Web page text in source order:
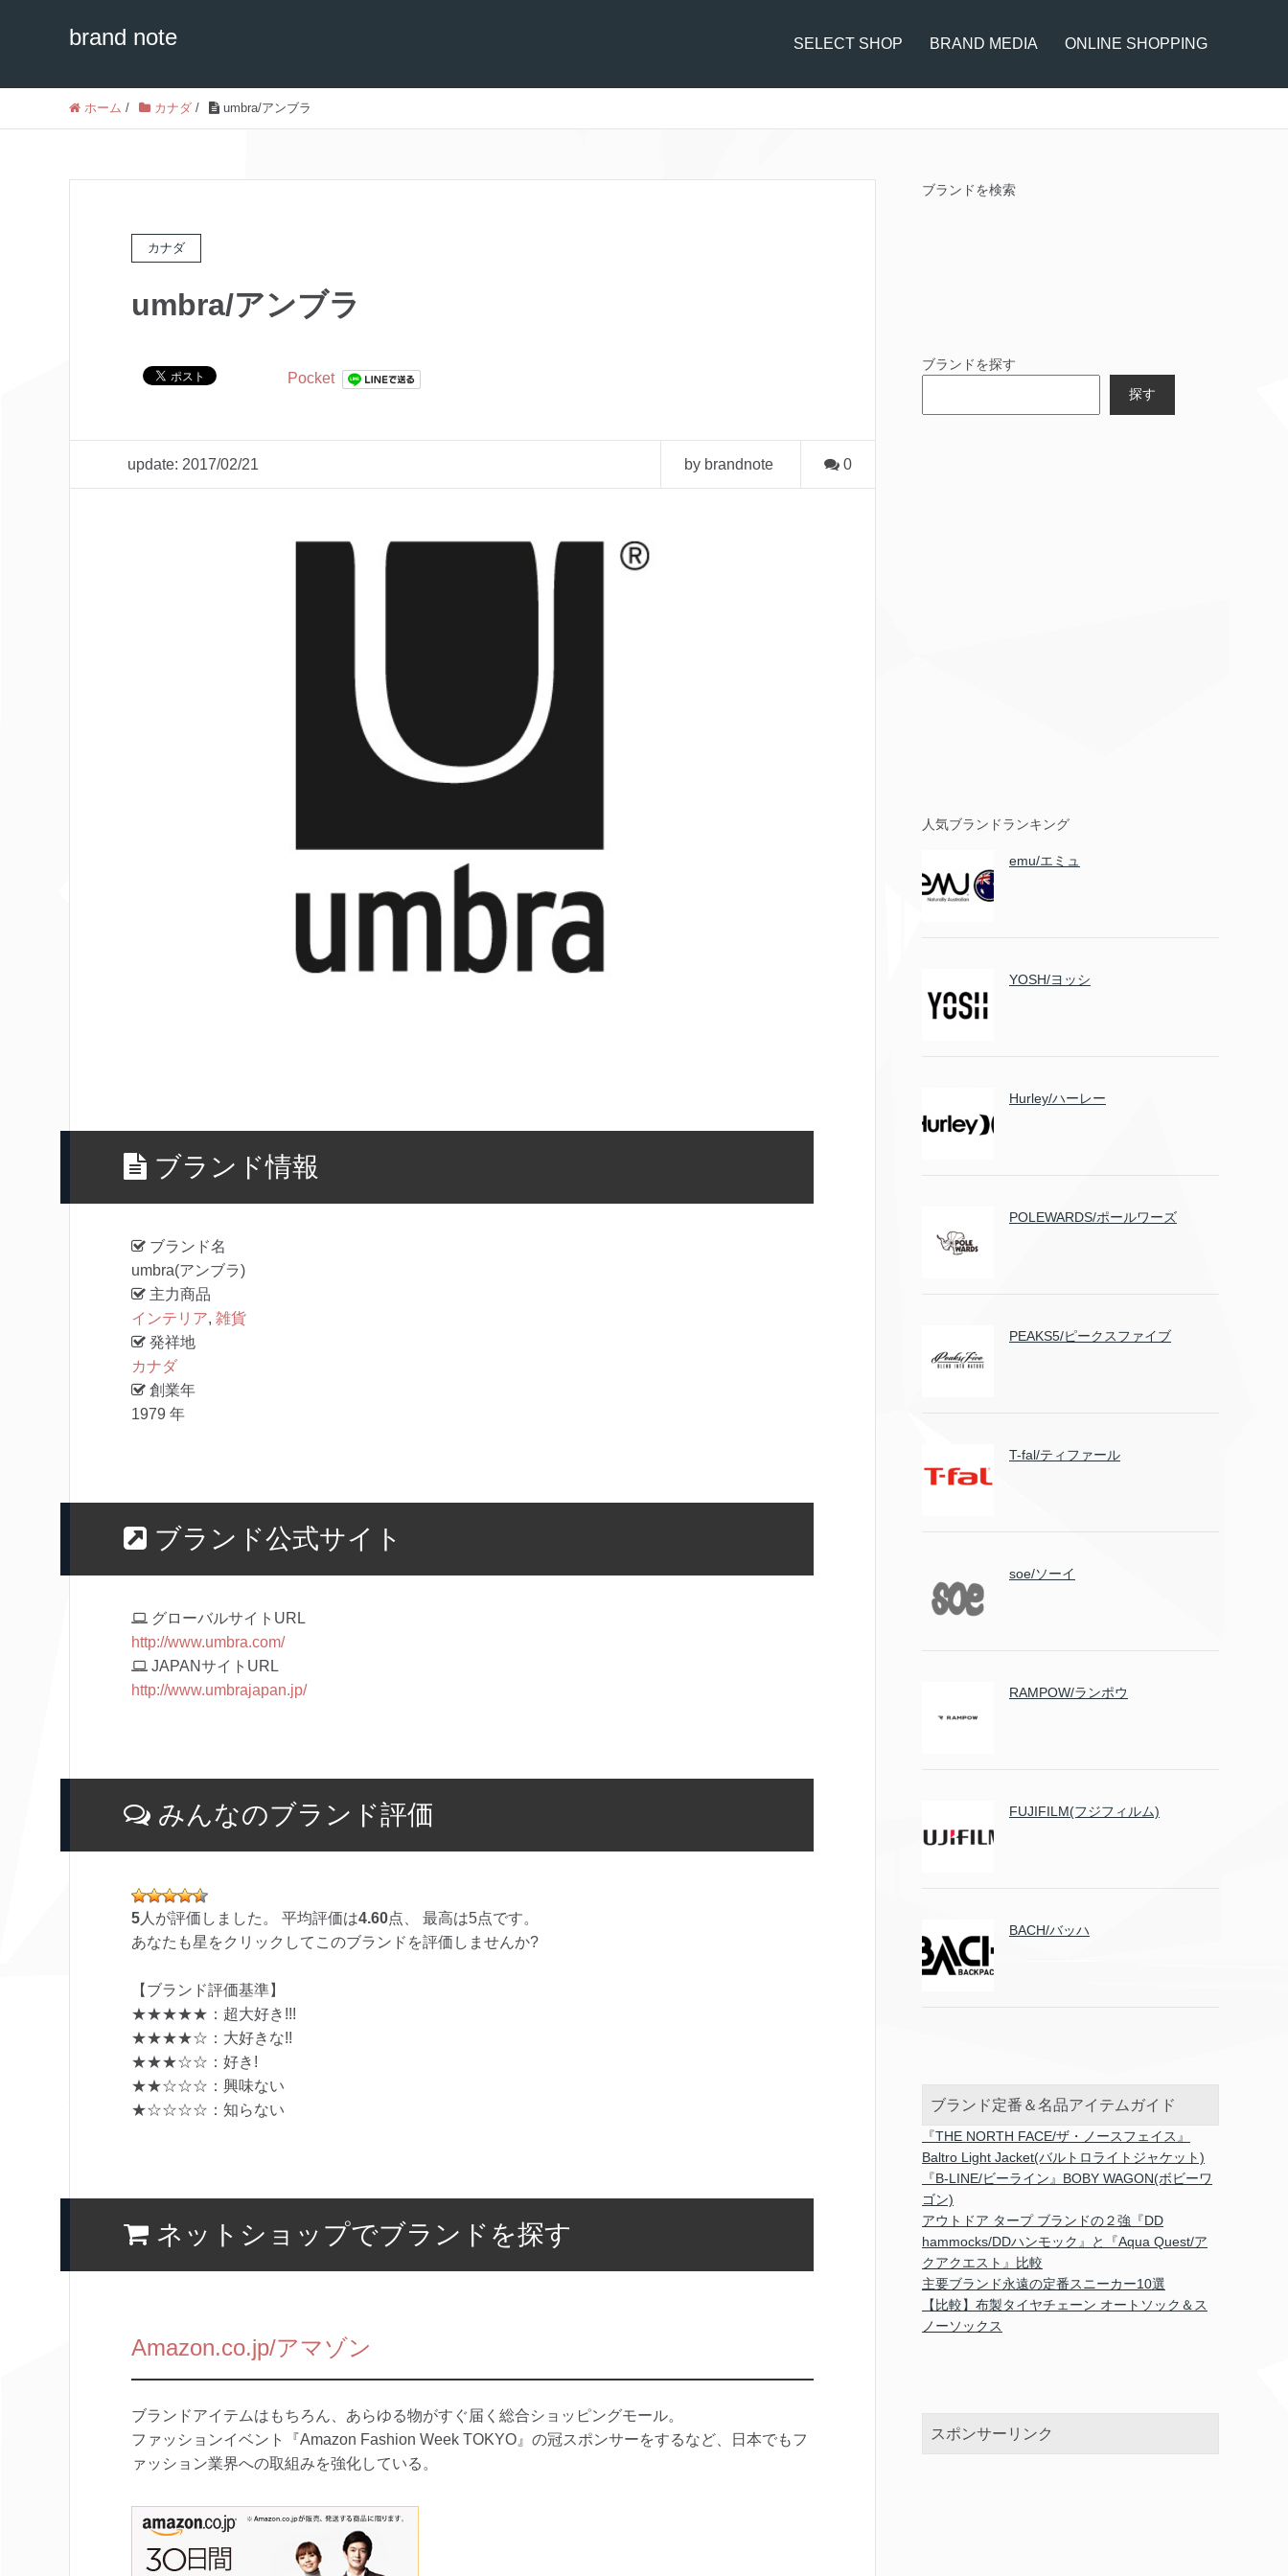
brand note SELECT SHOP BRAND MEDIA ONLINE SHOPPING
ホーム / カナダ / umbra/アンブラ
カナダ
umbra/アンブラ
Pocket
update: 2017/02/21 by brandnote 0
ブランド情報
ブランド名
umbra(アンブラ)
主力商品
インテリア, 雑貨
発祥地
カナダ
創業年
1979 年
ブランド公式サイト
グローバルサイトURL
http://www.umbra.com/
JAPANサイトURL
http://www.umbrajapan.jp/
みんなのブランド評価
5 人が評価しました。 平均評価は4.60点、 最高は5点です。
あなたも星をクリックしてこのブランドを評価しませんか?
【ブランド評価基準】
★★★★★：超大好き!!!
★★★★☆：大好きな!!
★★★☆☆：好き!
★★☆☆☆：興味ない
★☆☆☆☆：知らない
ネットショップでブランドを探す
Amazon.co.jp/アマゾン
ブランドアイテムはもちろん、あらゆる物がすぐ届く総合ショッピングモール。
ファッションイベント『Amazon Fashion Week TOKYO』の冠スポンサーをするなど、日本でもフ
ァッション業界への取組みを強化している。
ブランドを検索
ブランドを探す
探す
人気ブランドランキング
emu/エミュ
YOSH/ヨッシ
Hurley/ハーレー
POLEWARDS/ポールワーズ
PEAKS5/ピークスファイブ
T-fal/ティファール
soe/ソーイ
RAMPOW/ランポウ
FUJIFILM(フジフィルム)
BACH/バッハ
ブランド定番＆名品アイテムガイド
『THE NORTH FACE/ザ・ノースフェイス』
Baltro Light Jacket(バルトロライトジャケット)
『B-LINE/ビーライン』BOBY WAGON(ボビーワ
ゴン)
アウトドア タープ ブランドの２強『DD
hammocks/DDハンモック』と『Aqua Quest/ア
クアクエスト』比較
主要ブランド永遠の定番スニーカー10選
【比較】布製タイヤチェーン オートソック＆ス
ノーソックス
スポンサーリンク